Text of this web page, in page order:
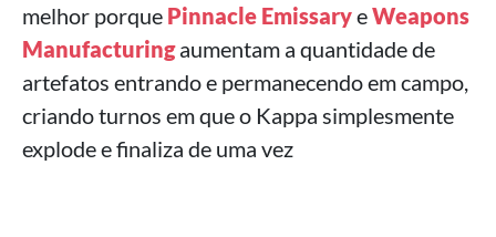
melhor porque Pinnacle EmissaryeWeapons
Manufacturingaumentam a quantidade de
artefatos entrando e permanecendo em campo,
criando turnos em que o Kappa simplesmente
explode e finaliza de uma vez